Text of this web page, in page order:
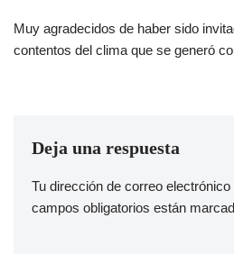
Muy agradecidos de haber sido
contentos del clima que se generó
Deja una respuesta
Tu dirección de correo
campos obligatorios están
A
lt